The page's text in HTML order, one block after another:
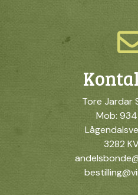
Tore Jardar
Mob:
3282